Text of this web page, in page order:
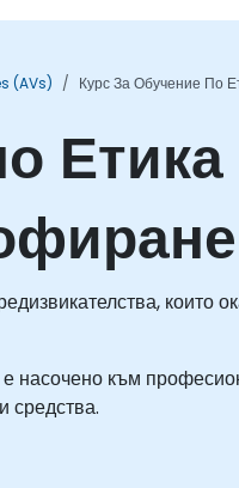
(AVs) Курс За Обучение По
които
към
средства.